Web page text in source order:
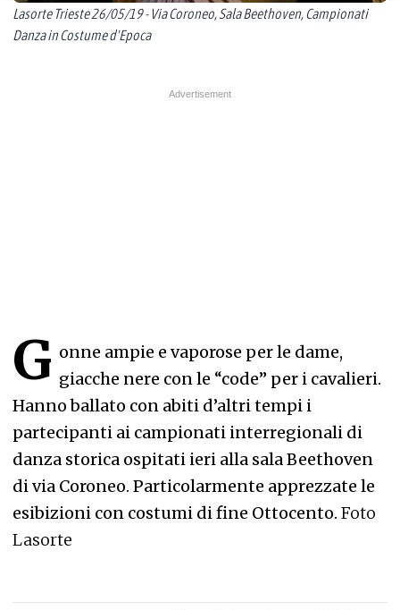
Lasorte Trieste 26/05/19 - Via Coroneo, Sala Beethoven, Campionati
Danza in Costume d'Epoca
G onne ampie e vaporose per le dame,
giacche nere con le “code” per i cavalieri.
Hanno ballato con abiti d’altri tempi i
partecipanti ai campionati interregionali di
danza storica ospitati ieri alla sala Beethoven
di via Coroneo. Particolarmente apprezzate le
esibizioni con costumi di fine Ottocento. Foto
Lasorte